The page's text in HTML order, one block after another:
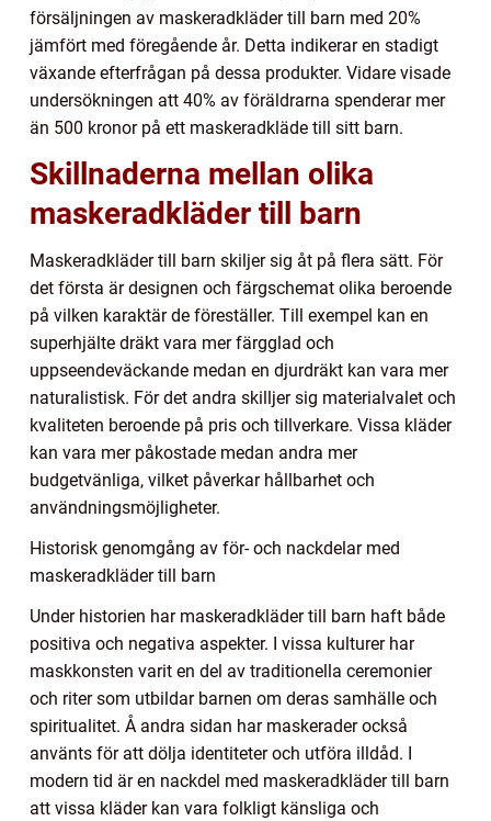
försäljningen av maskeradkläder till barn med 20%
jämfört med föregående år. Detta indikerar en stadigt
växande efterfrågan på dessa produkter. Vidare visade
undersökningen att 40% av föräldrarna spenderar mer
än 500 kronor på ett maskeradkläde till sitt barn.
Skillnaderna mellan olika
maskeradkläder till barn
Maskeradkläder till barn skiljer sig åt på flera sätt. För
det första är designen och färgschemat olika beroende
på vilken karaktär de föreställer. Till exempel kan en
superhjälte dräkt vara mer färgglad och
uppseendeväckande medan en djurdräkt kan vara mer
naturalistisk. För det andra skilljer sig materialvalet och
kvaliteten beroende på pris och tillverkare. Vissa kläder
kan vara mer påkostade medan andra mer
budgetvänliga, vilket påverkar hållbarhet och
användningsmöjligheter.
Historisk genomgång av för- och nackdelar med
maskeradkläder till barn
Under historien har maskeradkläder till barn haft både
positiva och negativa aspekter. I vissa kulturer har
maskkonsten varit en del av traditionella ceremonier
och riter som utbildar barnen om deras samhälle och
spiritualitet. Å andra sidan har maskerader också
använts för att dölja identiteter och utföra illdåd. I
modern tid är en nackdel med maskeradkläder till barn
att vissa kläder kan vara folkligt känsliga och